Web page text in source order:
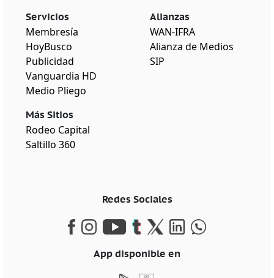
Servicios
Membresía
HoyBusco
Publicidad
Vanguardia HD
Medio Pliego
Más Sitios
Rodeo Capital
Saltillo 360
Alianzas
WAN-IFRA
Alianza de Medios
SIP
Redes Sociales
App disponible en